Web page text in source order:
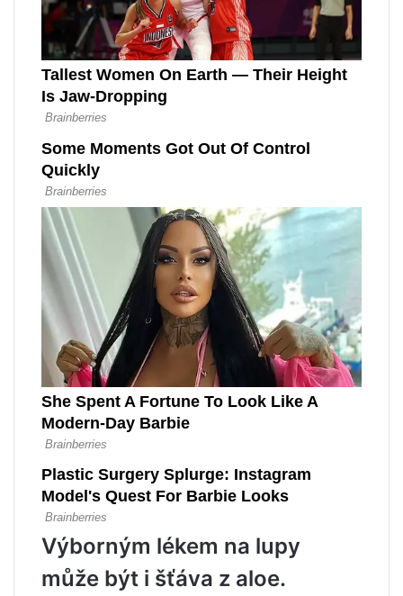
Výborným lékem na lupy
může být i šťáva z aloe.